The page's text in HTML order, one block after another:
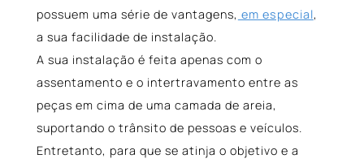
possuem uma série de vantagens, em especial,
a sua facilidade de instalação.
A sua instalação é feita apenas com o
assentamento e o intertravamento entre as
peças em cima de uma camada de areia,
suportando o trânsito de pessoas e veículos.
Entretanto, para que se atinja o objetivo e a